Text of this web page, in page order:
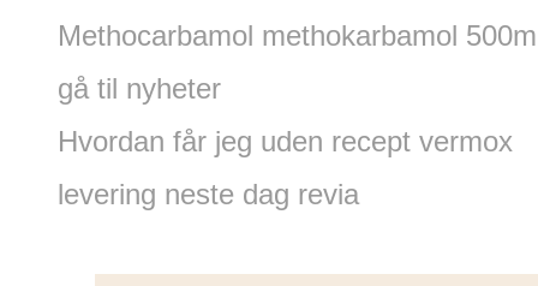
Methocarbamol methokarbamol
gå til nyheter
Hvordan får jeg uden recept vermox
levering neste dag revia